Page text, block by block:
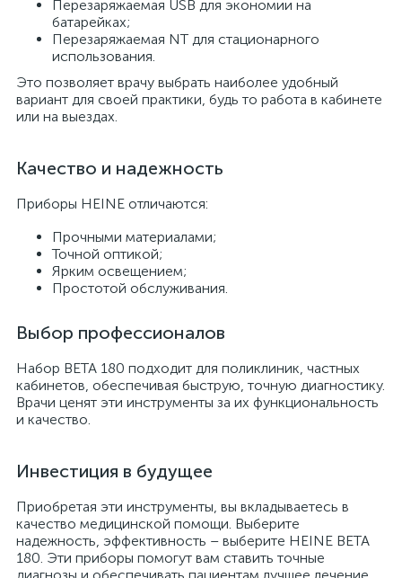
Перезаряжаемая USB для экономии на
батарейках;
Перезаряжаемая NT для стационарного
использования.
Это позволяет врачу выбрать наиболее удобный
вариант для своей практики, будь то работа в кабинете
или на выездах.
Качество и надежность
Приборы HEINE отличаются:
Прочными материалами;
Точной оптикой;
Ярким освещением;
Простотой обслуживания.
Выбор профессионалов
Набор BETA 180 подходит для поликлиник, частных
кабинетов, обеспечивая быструю, точную диагностику.
Врачи ценят эти инструменты за их функциональность
и качество.
Инвестиция в будущее
Приобретая эти инструменты, вы вкладываетесь в
качество медицинской помощи. Выберите
надежность, эффективность – выберите HEINE BETA
180. Эти приборы помогут вам ставить точные